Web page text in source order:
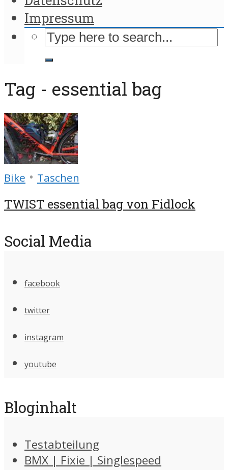
Impressum
Tag - essential bag
Bike • Taschen
TWIST essential bag von Fidlock
Social Media
facebook
twitter
instagram
youtube
Bloginhalt
Testabteilung
BMX | Fixie | Singlespeed